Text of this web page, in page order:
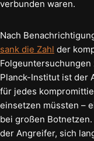
verbunden waren.
Nach
sank die Zahl der
Folgeuntersuchungen
Planck-Institut ist der
für jedes
einsetzen müssten –
bei großen
der Angreifer, sich